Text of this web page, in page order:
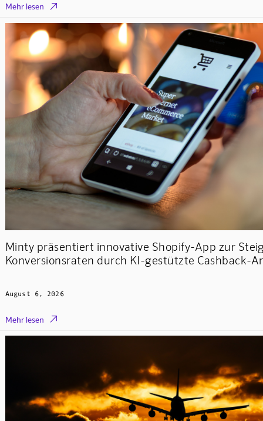
Mehr lesen 
Minty präsentiert innovative Shopify-App zur
Konversionsraten durch KI-gestützte Cashback-
August 6, 2026
Mehr lesen 